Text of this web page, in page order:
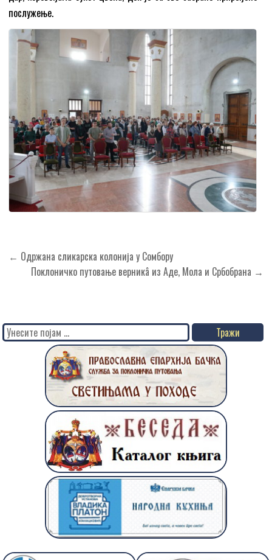
послужење.
Кретање
чланка
← Одржана сликарска колонија у Сомбору
Поклоничко путовање верникâ из Аде, Мола и Србобрана →
Search
for: